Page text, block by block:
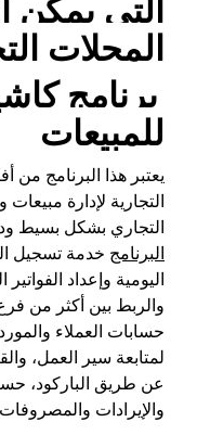
التي يمكن
المحلات
برنامج
للمبيعات
يعتبر هذا البرنامج
التجارية لإدارة
التجاري بشكل بسيط
البرنامج خدمة تسجيل
اليومية وإعداد
والربط بين أكثر من
حسابات العملاء
لمتابعة سير العمل،
عن طريق الباركود،
والإيرادات